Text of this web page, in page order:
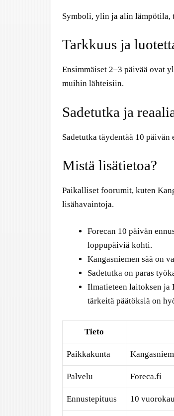
Symboli, ylin ja alin lämpötila,
Tarkkuus ja
Ensimmäiset 2–3 päivää ovat
muihin lähteisiin.
Sadetutka ja
Sadetutka täydentää 10
Mistä lisätietoa?
Paikalliset foorumit, kuten
lisähavaintoja.
Forecan 10 päivän
loppupäiviä kohti.
Kangasniemen sää on
Sadetutka on paras
Ilmatieteen laitoksen ja
tärkeitä päätöksiä on
Tieto
Paikkakunta
Palvelu Foreca.fi
Ennustepituus 10